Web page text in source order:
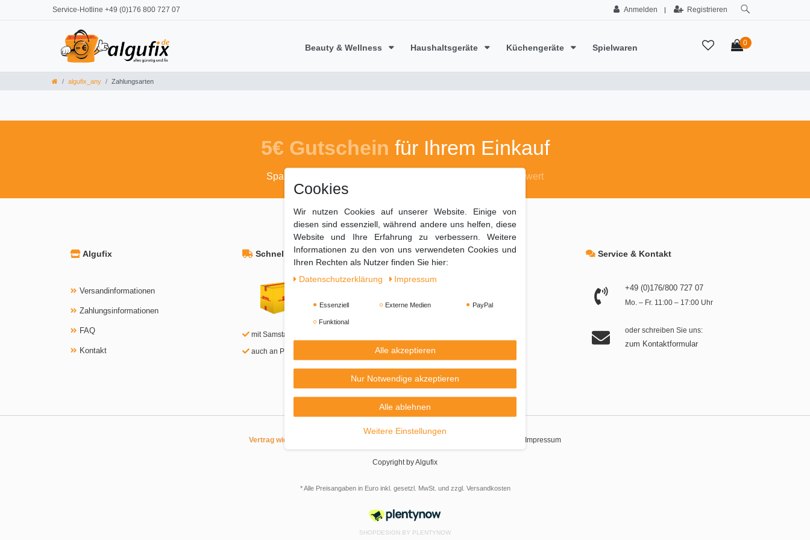
Service-Hotline +49 (0)176 800 727 07 Anmelden | Registrieren
Beauty & Wellness Haushaltsgeräte Küchengeräte Spielwaren 0
algufix_any Zahlungsarten
5€ Gutschein für Ihrem Einkauf
Sparen Sie mit dem Code *ab 50 Euro Warenwert
Algufix
Versandinformationen
Zahlungsinformationen
FAQ
Kontakt
Schnell geliefert
mit Samstags-Zustellung
auch an Packstationen
Zahlungsarten Service & Kontakt
+49 (0)176/800 727 07
Mo. – Fr. 11:00 – 17:00 Uhr
oder schreiben Sie uns:
zum Kontaktformular
Vertrag widerrufen Impressum
Copyright by Algufix
* Alle Preisangaben in Euro inkl. gesetzl. MwSt. und zzgl. Versandkosten
SHOPDESIGN BY PLENTYNOW
Cookies
Wir nutzen Cookies auf unserer Website. Einige von
diesen sind essenziell, während andere uns helfen, diese
Website und Ihre Erfahrung zu verbessern. Weitere
Informationen zu den von uns verwendeten Cookies und
Ihren Rechten als Nutzer finden Sie hier:
Daten­schutz­erklärung
Impressum
Essenziell Externe Medien PayPal
Funktional
Alle akzeptieren
Nur Notwendige akzeptieren
Alle ablehnen
Weitere Einstellungen